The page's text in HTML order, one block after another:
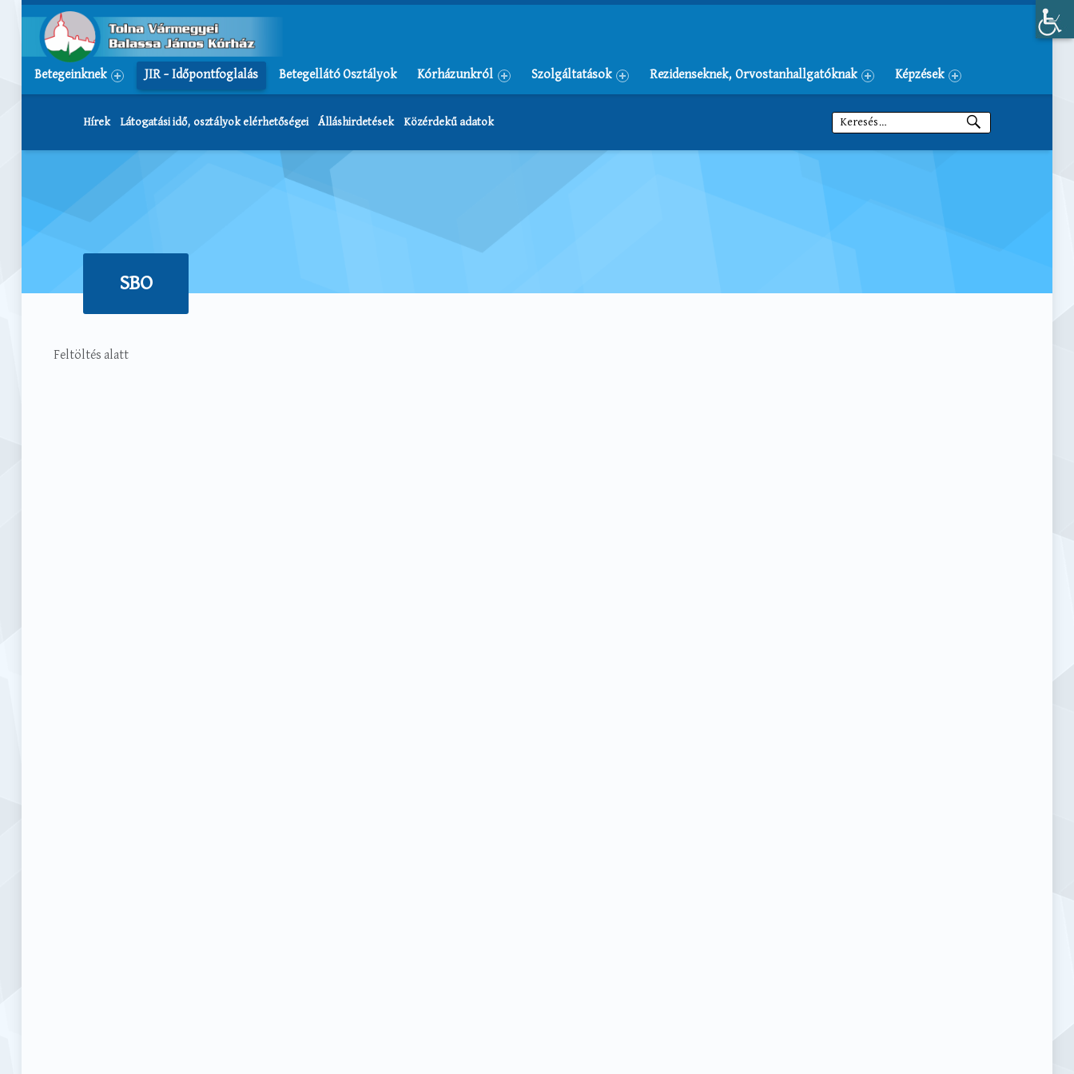
Tolna Vármegyei Balassa János Kórház
Betegeinknek JIR – Időpontfoglalás Betegellátó Osztályok Kórházunkról Szolgáltatások Rezidenseknek, Orvostanhallgatóknak Képzések
Hírek Látogatási idő, osztályok elérhetőségei Álláshirdetések Közérdekű adatok
SBO
Feltöltés alatt